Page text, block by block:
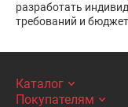
разработать
требований и
Каталог
Покупателям